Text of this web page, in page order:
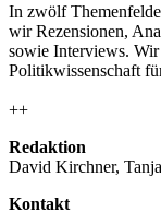
In zwölf
wir Rezensionen,
sowie Interviews.
Politikwissenschaft
++
Redaktion
David Kirchner,
Kontakt